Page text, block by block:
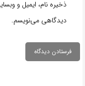
ذخیره نام، ایمیل و
دیدگاهی می‌نویسم.